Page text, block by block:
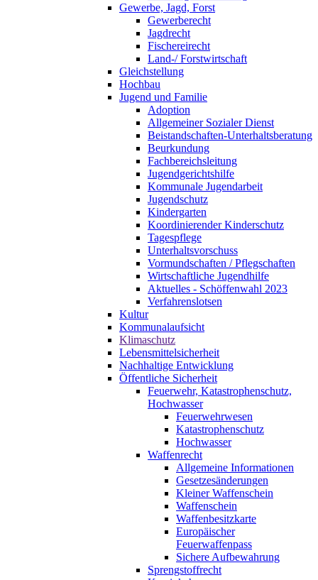
Gewerbe, Jagd, Forst
Gewerberecht
Jagdrecht
Fischereirecht
Land-/ Forstwirtschaft
Gleichstellung
Hochbau
Jugend und Familie
Adoption
Allgemeiner Sozialer Dienst
Beistandschaften-Unterhaltsberatung
Beurkundung
Fachbereichsleitung
Jugendgerichtshilfe
Kommunale Jugendarbeit
Jugendschutz
Kindergarten
Koordinierender Kinderschutz
Tagespflege
Unterhaltsvorschuss
Vormundschaften / Pflegschaften
Wirtschaftliche Jugendhilfe
Aktuelles - Schöffenwahl 2023
Verfahrenslotsen
Kultur
Kommunalaufsicht
Klimaschutz
Lebensmittelsicherheit
Nachhaltige Entwicklung
Öffentliche Sicherheit
Feuerwehr, Katastrophenschutz,
Hochwasser
Feuerwehrwesen
Katastrophenschutz
Hochwasser
Waffenrecht
Allgemeine Informationen
Gesetzesänderungen
Kleiner Waffenschein
Waffenschein
Waffenbesitzkarte
Europäischer
Feuerwaffenpass
Sichere Aufbewahrung
Sprengstoffrecht